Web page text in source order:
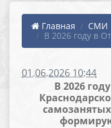
Главная СМИ
В 2026 году в
01.06.2026 10:44
В 2026